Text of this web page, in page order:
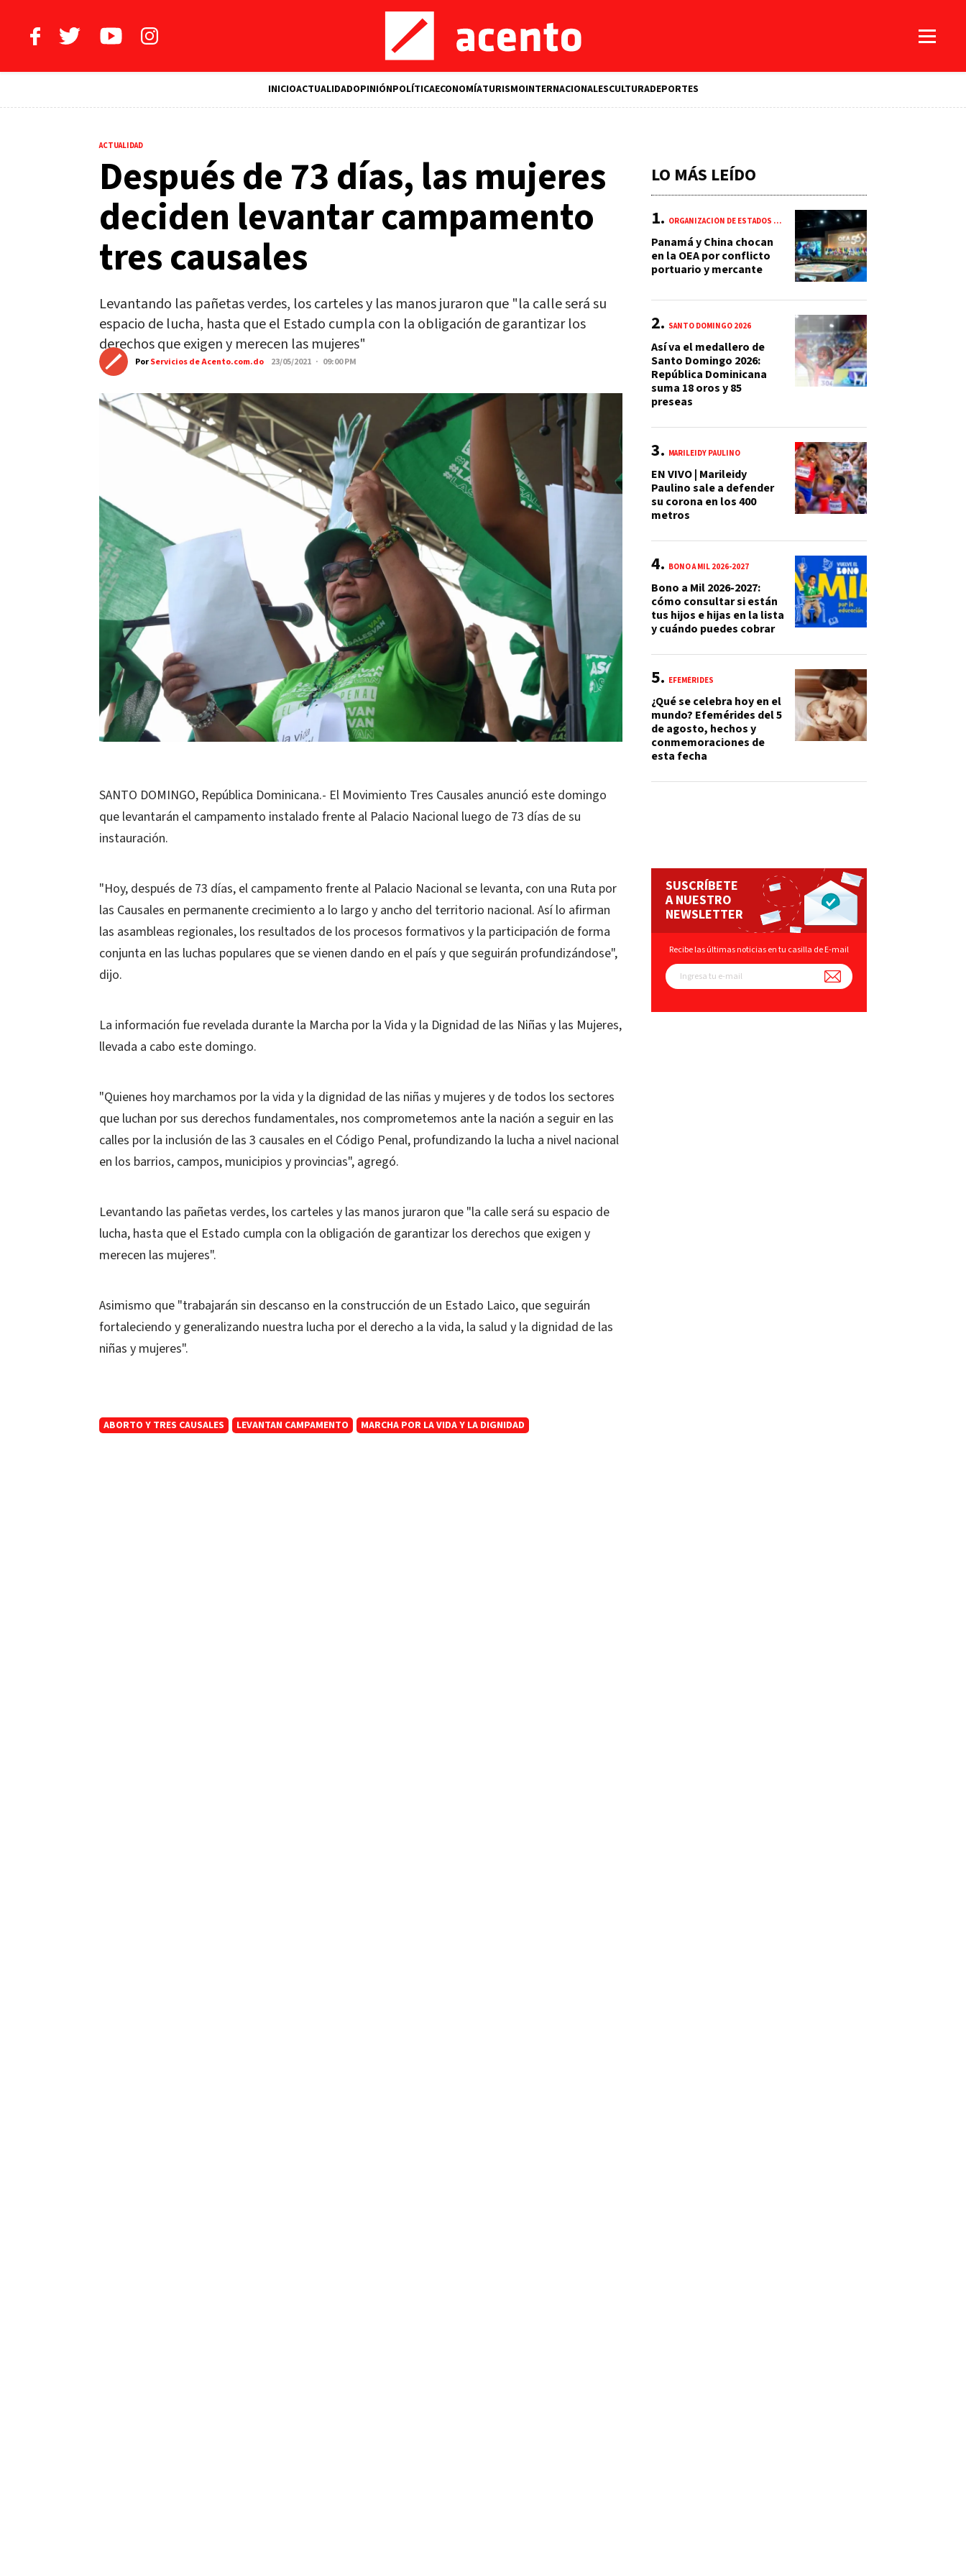
INICIOACTUALIDADOPINIÓNPOLÍTICAECONOMÍATURISMOINTERNACIONALESCULTURADEPORTES
ACTUALIDAD
Después de 73 días, las mujeres
deciden levantar campamento
tres causales
Levantando las pañetas verdes, los carteles y las manos juraron que "la calle será su
espacio de lucha, hasta que el Estado cumpla con la obligación de garantizar los
derechos que exigen y merecen las mujeres"
PorServicios de Acento.com.do 23/05/2021 · 09:00 PM
SANTO DOMINGO, República Dominicana.- El Movimiento Tres Causales anunció este domingo
que levantarán el campamento instalado frente al Palacio Nacional luego de 73 días de su
instauración.
"Hoy, después de 73 días, el campamento frente al Palacio Nacional se levanta, con una Ruta por
las Causales en permanente crecimiento a lo largo y ancho del territorio nacional. Así lo afirman
las asambleas regionales, los resultados de los procesos formativos y la participación de forma
conjunta en las luchas populares que se vienen dando en el país y que seguirán profundizándose",
dijo.
La información fue revelada durante la Marcha por la Vida y la Dignidad de las Niñas y las Mujeres,
llevada a cabo este domingo.
"Quienes hoy marchamos por la vida y la dignidad de las niñas y mujeres y de todos los sectores
que luchan por sus derechos fundamentales, nos comprometemos ante la nación a seguir en las
calles por la inclusión de las 3 causales en el Código Penal, profundizando la lucha a nivel nacional
en los barrios, campos, municipios y provincias", agregó.
Levantando las pañetas verdes, los carteles y las manos juraron que "la calle será su espacio de
lucha, hasta que el Estado cumpla con la obligación de garantizar los derechos que exigen y
merecen las mujeres".
Asimismo que "trabajarán sin descanso en la construcción de un Estado Laico, que seguirán
fortaleciendo y generalizando nuestra lucha por el derecho a la vida, la salud y la dignidad de las
niñas y mujeres".
ABORTO Y TRES CAUSALES LEVANTAN CAMPAMENTO MARCHA POR LA VIDA Y LA DIGNIDAD
LO MÁS LEÍDO
ORGANIZACIÓN DE ESTADOS AMERICANOS (OEA)
Panamá y China chocan
en la OEA por conflicto
portuario y mercante
SANTO DOMINGO 2026
Así va el medallero de
Santo Domingo 2026:
República Dominicana
suma 18 oros y 85
preseas
MARILEIDY PAULINO
EN VIVO | Marileidy
Paulino sale a defender
su corona en los 400
metros
BONO A MIL 2026-2027
Bono a Mil 2026-2027:
cómo consultar si están
tus hijos e hijas en la lista
y cuándo puedes cobrar
EFEMÉRIDES
¿Qué se celebra hoy en el
mundo? Efemérides del 5
de agosto, hechos y
conmemoraciones de
esta fecha
SUSCRÍBETE
A NUESTRO
NEWSLETTER
Recibe las últimas noticias en tu casilla de E-mail